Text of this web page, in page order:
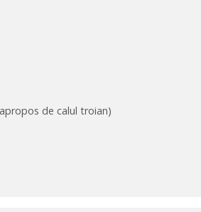
de calul troian)